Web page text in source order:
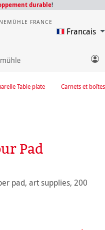
durable!
FRANCE
Francais
Carnets et boîtes
Table plate
Pad